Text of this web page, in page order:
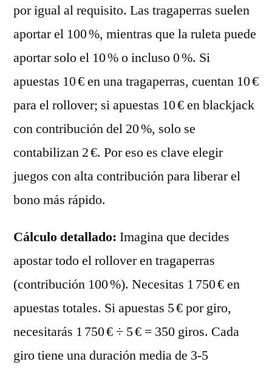
por igual al requisito. Las tragaperras suelen
aportar el 100 %, mientras que la ruleta puede
aportar solo el 10 % o incluso 0 %. Si
apuestas 10 € en una tragaperras, cuentan 10 €
para el rollover; si apuestas 10 € en blackjack
con contribución del 20 %, solo se
contabilizan 2 €. Por eso es clave elegir
juegos con alta contribución para liberar el
bono más rápido.
Cálculo detallado: Imagina que decides
apostar todo el rollover en tragaperras
(contribución 100 %). Necesitas 1 750 € en
apuestas totales. Si apuestas 5 € por giro,
necesitarás 1 750 € ÷ 5 € = 350 giros. Cada
giro tiene una duración media de 3‑5